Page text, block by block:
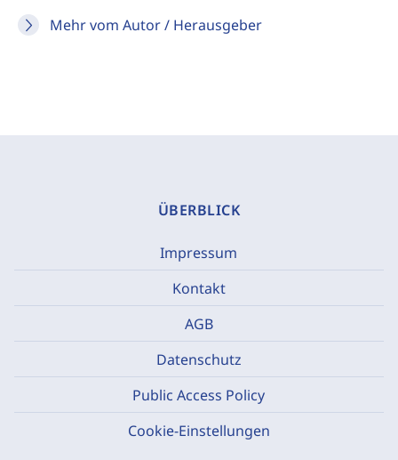
Mehr vom Autor / Herausgeber
ÜBERBLICK
Impressum
Kontakt
AGB
Datenschutz
Public Access Policy
Cookie-Einstellungen